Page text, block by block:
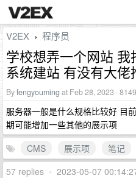
V2EX › 程序员
学校想弄一个网站
系统建站 有没有大佬
Byfengyouming at Feb 28, 2023 ·
服务器一般是什么规格比较好 目
期可能增加一些其他的展示项
CMS
展示项 笔记
57 replies • 2023-05-07